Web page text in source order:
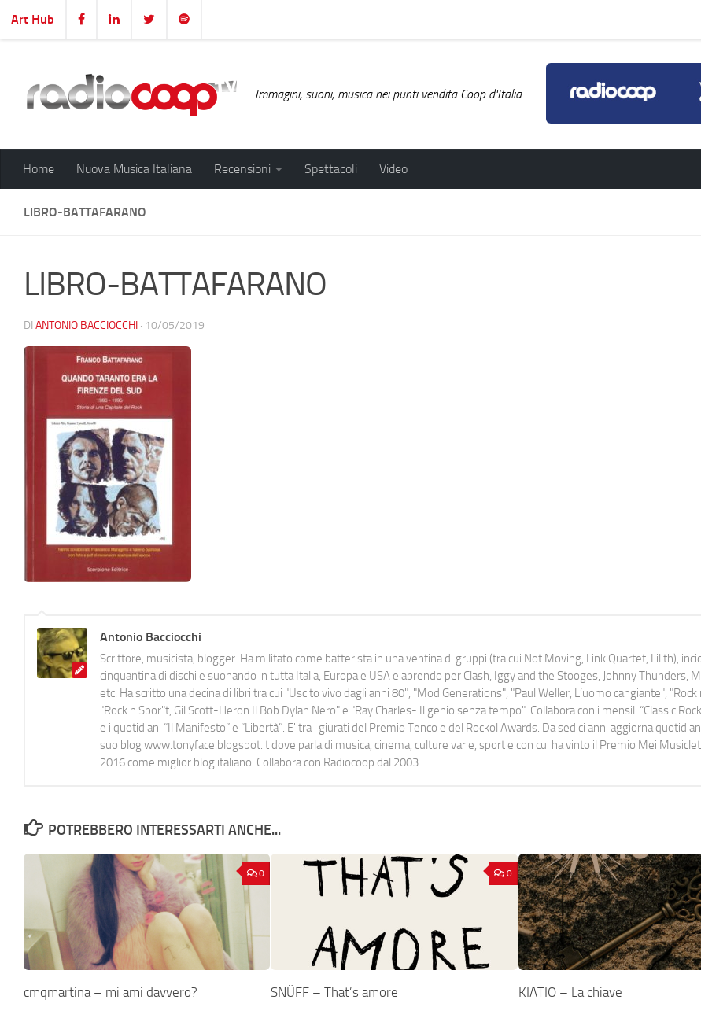
Salta al contenuto
Art Hub
Immagini, suoni, musica nei punti vendita Coop d'Italia
Home Nuova Musica Italiana Recensioni Spettacoli Video
LIBRO-BATTAFARANO
LIBRO-BATTAFARANO
DI ANTONIO BACCIOCCHI · 10/05/2019
Antonio Bacciocchi
Scrittore, musicista, blogger. Ha militato come batterista in una ventina di gruppi (tra cui Not Moving, Link Quartet, Lilith),
cinquantina di dischi e suonando in tutta Italia, Europa e USA e aprendo per Clash, Iggy and the Stooges, Johnny Thunders,
etc. Ha scritto una decina di libri tra cui "Uscito vivo dagli anni 80", "Mod Generations", "Paul Weller, L’uomo cangiante", "Rock
"Rock n Spor"t, Gil Scott-Heron Il Bob Dylan Nero" e "Ray Charles- Il genio senza tempo". Collabora con i mensili “Classic
e i quotidiani “Il Manifesto” e “Libertà”. E' tra i giurati del Premio Tenco e del Rockol Awards. Da sedici anni aggiorna
suo blog www.tonyface.blogspot.it dove parla di musica, cinema, culture varie, sport e con cui ha vinto il Premio Mei
2016 come miglior blog italiano. Collabora con Radiocoop dal 2003.
POTREBBERO INTERESSARTI ANCHE...
0
cmqmartina – mi ami davvero?
0
SNÜFF – That’s amore KIATIO – La chiave